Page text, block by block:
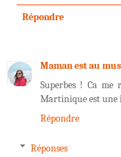
Répondre
Maman est au
Superbes ! Ca me
Martinique est une
Répondre
Réponses